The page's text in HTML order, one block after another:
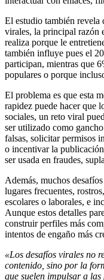
El estudio también revela
virales, la principal razón
realiza porque le
también influye pues el
participan, mientras que
populares o porque
El problema es que esta
rapidez puede hacer que
sociales, un reto viral
ser utilizado como
falsas, solicitar permisos
o incentivar la
ser usada en fraudes,
Además, muchos
lugares frecuentes,
escolares o laborales, e
Aunque estos detalles
construir perfiles más
intentos de engaño más
«Los desafíos virales no
contenido, sino por la
que suelen impulsar a